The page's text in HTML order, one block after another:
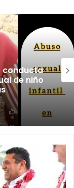
conducta
de niño